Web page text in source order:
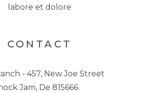
labore et dolore
CONTACT
- 457, New Joe Street
Jam, De 815666